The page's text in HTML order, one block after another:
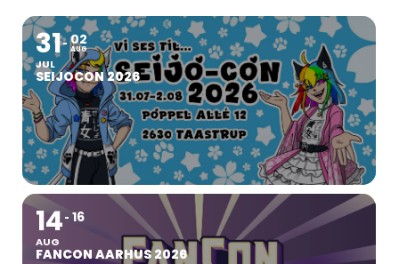
31
JUL
02
AUG
SEIJOCON 2026
14
AUG
16
FANCON AARHUS 2026